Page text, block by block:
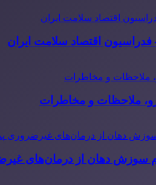
اقتصاد سلامت ایران
ملاحظات و مخاطرات
سوزش دهان از درمان‌های